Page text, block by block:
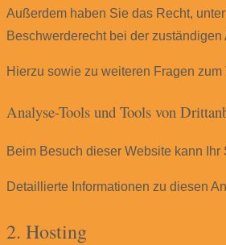
Außerdem haben Sie das Recht,
Beschwerderecht bei der
Hierzu sowie zu weiteren Fragen
Analyse-Tools und Tools von
Beim Besuch dieser Website kann
Detaillierte Informationen zu diesen
2. Hosting